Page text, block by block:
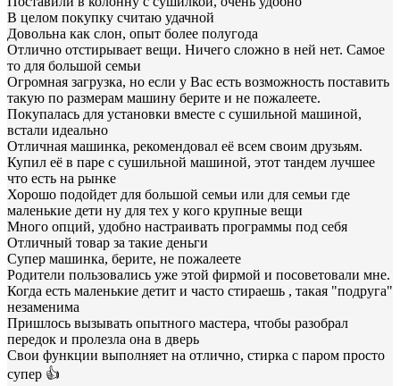
В целом покупку считаю удачной
Довольна как слон, опыт более полугода
Отлично отстирывает вещи. Ничего сложно в ней нет. Самое
то для большой семьи
Огромная загрузка, но если у Вас есть возможность поставить
такую по размерам машину берите и не пожалеете.
Покупалась для установки вместе с сушильной машиной,
встали идеально
Отличная машинка, рекомендовал её всем своим друзьям.
Купил её в паре с сушильной машиной, этот тандем лучшее
что есть на рынке
Хорошо подойдет для большой семьи или для семьи где
маленькие дети ну для тех у кого крупные вещи
Много опций, удобно настраивать программы под себя
Отличный товар за такие деньги
Супер машинка, берите, не пожалеете
Родители пользовались уже этой фирмой и посоветовали мне.
Когда есть маленькие детит и часто стираешь , такая "подруга"
незаменима
Пришлось вызывать опытного мастера, чтобы разобрал
передок и пролезла она в дверь
Свои функции выполняет на отлично, стирка с паром просто
супер 👍